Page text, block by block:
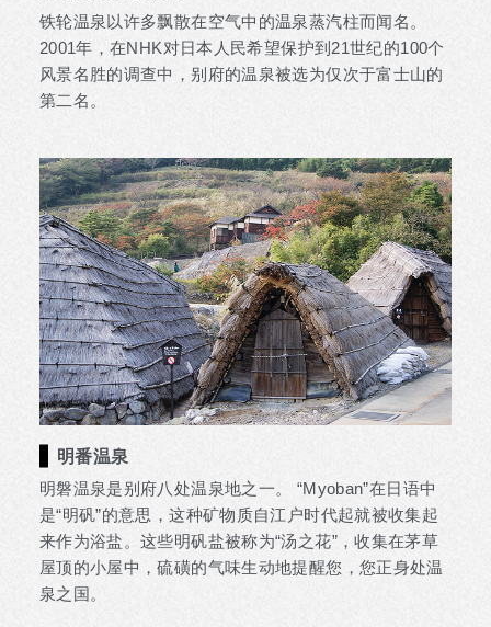
铁轮温泉以许多飘散在空气中的温泉蒸汽柱而闻名。
2001年，在NHK对日本人民希望保护到21世纪的100个
风景名胜的调查中，别府的温泉被选为仅次于富士山的
第二名。
明番温泉
明磐温泉是别府八处温泉地之一。 “Myoban”在日语中
是“明矾”的意思，这种矿物质自江户时代起就被收集起
来作为浴盐。这些明矾盐被称为“汤之花”，收集在茅草
屋顶的小屋中，硫磺的气味生动地提醒您，您正身处温
泉之国。